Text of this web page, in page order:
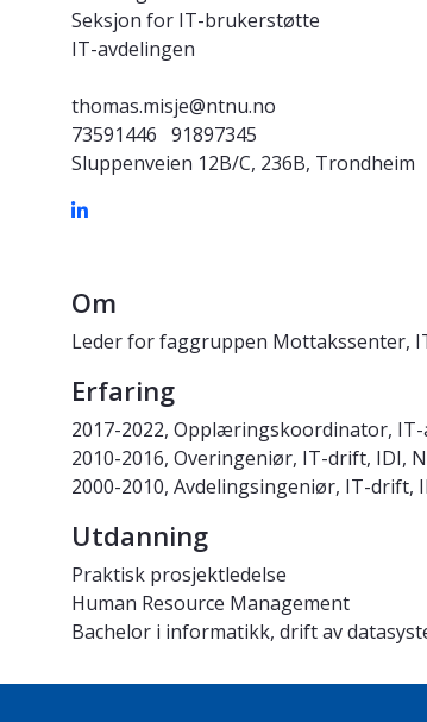
Seksjon for IT-brukerstøtte
IT-avdelingen
thomas.misje@ntnu.no
73591446 91897345
Sluppenveien 12B/C, 236B, Trondheim
Om
Leder for faggruppen Mottakssenter,
Erfaring
2017-2022, Opplæringskoordinator,
2010-2016, Overingeniør, IT-drift, IDI,
2000-2010, Avdelingsingeniør, IT-drift,
Utdanning
Praktisk prosjektledelse
Human Resource Management
Bachelor i informatikk, drift av